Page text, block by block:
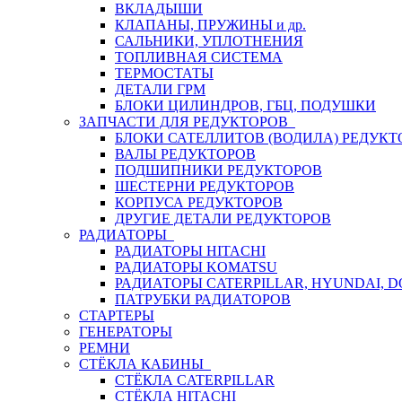
ВКЛАДЫШИ
КЛАПАНЫ, ПРУЖИНЫ и др.
САЛЬНИКИ, УПЛОТНЕНИЯ
ТОПЛИВНАЯ СИСТЕМА
ТЕРМОСТАТЫ
ДЕТАЛИ ГРМ
БЛОКИ ЦИЛИНДРОВ, ГБЦ, ПОДУШКИ
ЗАПЧАСТИ ДЛЯ РЕДУКТОРОВ
БЛОКИ САТЕЛЛИТОВ (ВОДИЛА)
ВАЛЫ РЕДУКТОРОВ
ПОДШИПНИКИ РЕДУКТОРОВ
ШЕСТЕРНИ РЕДУКТОРОВ
КОРПУСА РЕДУКТОРОВ
ДРУГИЕ ДЕТАЛИ РЕДУКТОРОВ
РАДИАТОРЫ
РАДИАТОРЫ HITACHI
РАДИАТОРЫ KOMATSU
РАДИАТОРЫ CATERPILLAR, HYUNDAI,
ПАТРУБКИ РАДИАТОРОВ
СТАРТЕРЫ
ГЕНЕРАТОРЫ
РЕМНИ
СТЁКЛА КАБИНЫ
СТЁКЛА CATERPILLAR
СТЁКЛА HITACHI